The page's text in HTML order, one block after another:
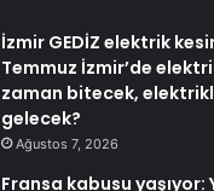
İzmir GEDİZ elektrik
Temmuz İzmir’de
zaman bitecek,
gelecek?
Ağustos 7, 2026
Fransa kabusu yaşıyor: